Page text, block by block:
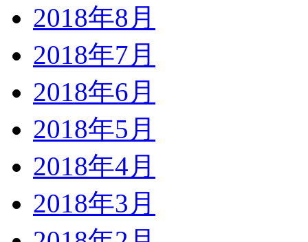
2018年8月
2018年7月
2018年6月
2018年5月
2018年4月
2018年3月